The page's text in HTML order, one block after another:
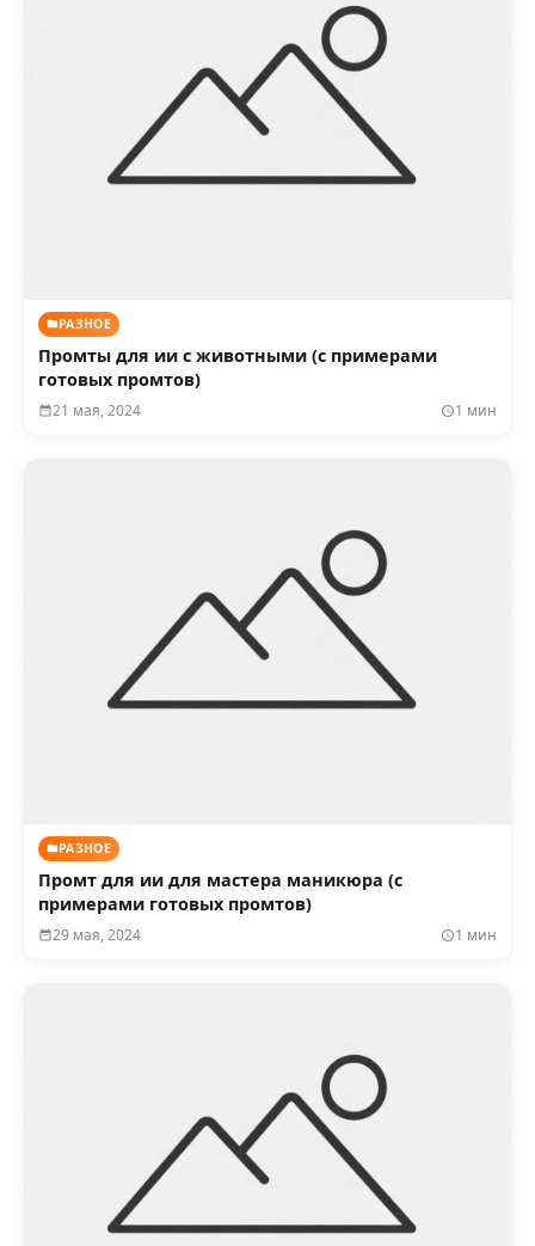
РАЗНОЕ
Промты для ии с животными (с примерами
готовых промтов)
21 мая, 2024 1 мин
РАЗНОЕ
Промт для ии для мастера маникюра (с
примерами готовых промтов)
29 мая, 2024 1 мин